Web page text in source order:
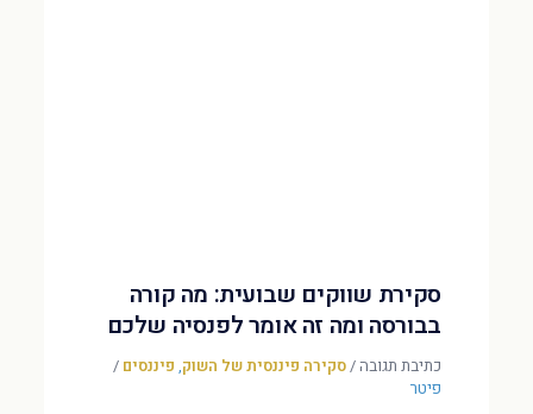
סקירת שווקים שבועית: מה קורה
בבורסה ומה זה אומר לפנסיה שלכם
כתיבת תגובה/סקירה פיננסית של השוק, פיננסים /
פיטר